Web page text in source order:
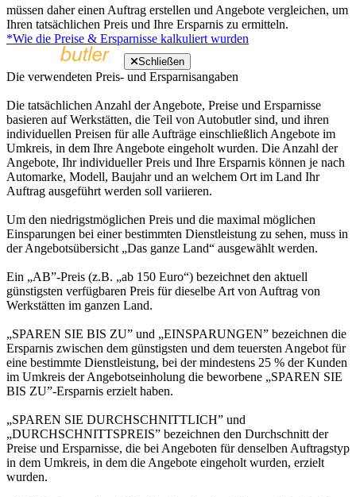
müssen daher einen Auftrag erstellen und Angebote vergleichen, um
Ihren tatsächlichen Preis und Ihre Ersparnis zu ermitteln.
*Wie die Preise & Ersparnisse kalkuliert wurden
Schließen
Die verwendeten Preis- und Ersparnisangaben
Die tatsächlichen Anzahl der Angebote, Preise und Ersparnisse
basieren auf Werkstätten, die Teil von Autobutler sind, und ihren
individuellen Preisen für alle Aufträge einschließlich Angebote im
Umkreis, in dem Ihre Angebote eingeholt wurden. Die Anzahl der
Angebote, Ihr individueller Preis und Ihre Ersparnis können je nach
Automarke, Modell, Baujahr und an welchem Ort im Land Ihr
Auftrag ausgeführt werden soll variieren.
Um den niedrigstmöglichen Preis und die maximal möglichen
Einsparungen bei einer bestimmten Dienstleistung zu sehen, muss in
der Angebotsübersicht „Das ganze Land“ ausgewählt werden.
Ein „AB”-Preis (z.B. „ab 150 Euro“) bezeichnet den aktuell
günstigsten verfügbaren Preis für dieselbe Art von Auftrag von
Werkstätten im ganzen Land.
„SPAREN SIE BIS ZU” und „EINSPARUNGEN” bezeichnen die
Ersparnis zwischen dem günstigsten und dem teuersten Angebot für
eine bestimmte Dienstleistung, bei der mindestens 25 % der Kunden
im Umkreis der Angebotseinholung die beworbene „SPAREN SIE
BIS ZU”-Ersparnis erzielt haben.
„SPAREN SIE DURCHSCHNITTLICH” und
„DURCHSCHNITTSPREIS” bezeichnen den Durchschnitt der
Preise und Ersparnisse, die bei Angeboten für denselben Auftragstyp
in dem Umkreis, in dem die Angebote eingeholt wurden, erzielt
wurden.